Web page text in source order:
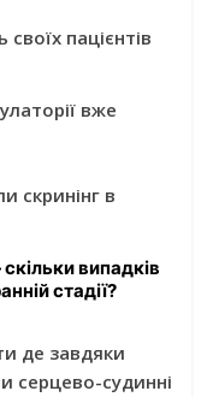
пацієнтів
вже
скринінг в
випадків
стадії?
де завдяки
серцево-судинні